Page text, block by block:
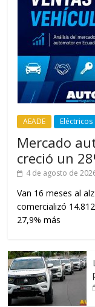
AEADE Eléctricos
Mercado
creció un
4 de agosto de
Van 16 meses al
comercializó
27,9% más